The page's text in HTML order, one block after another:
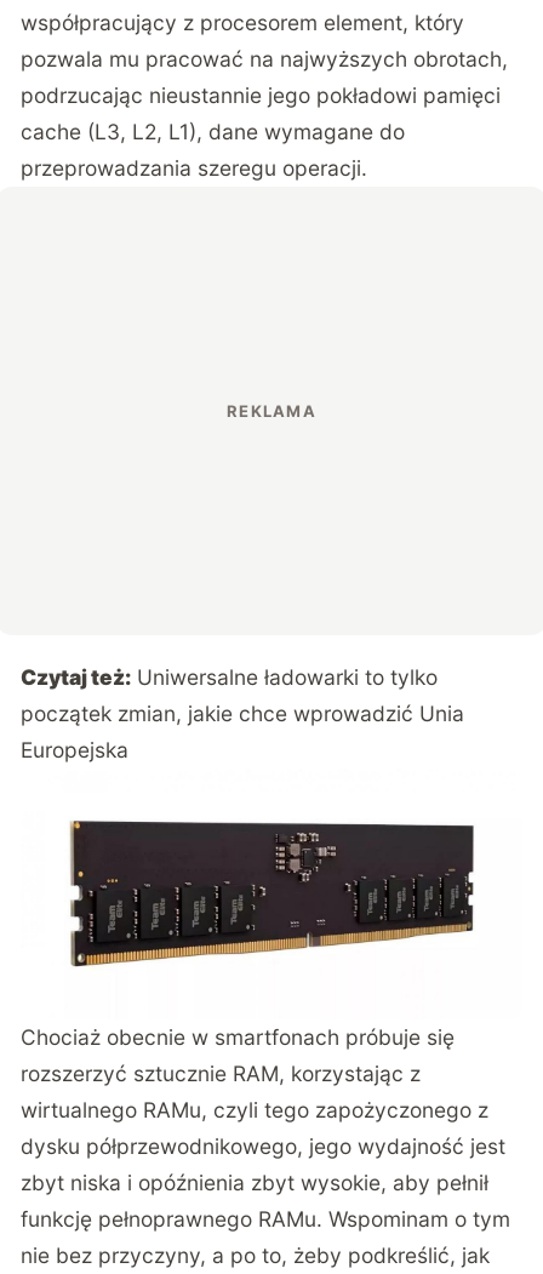
współpracujący z procesorem element, który
pozwala mu pracować na najwyższych obrotach,
podrzucając nieustannie jego pokładowi pamięci
cache (L3, L2, L1), dane wymagane do
przeprowadzania szeregu operacji.
Czytaj też: Uniwersalne ładowarki to tylko
początek zmian, jakie chce wprowadzić Unia
Europejska
Chociaż obecnie w smartfonach próbuje się
rozszerzyć sztucznie RAM, korzystając z
wirtualnego RAMu, czyli tego zapożyczonego z
dysku półprzewodnikowego, jego wydajność jest
zbyt niska i opóźnienia zbyt wysokie, aby pełnił
funkcję pełnoprawnego RAMu. Wspominam o tym
nie bez przyczyny, a po to, żeby podkreślić, jak